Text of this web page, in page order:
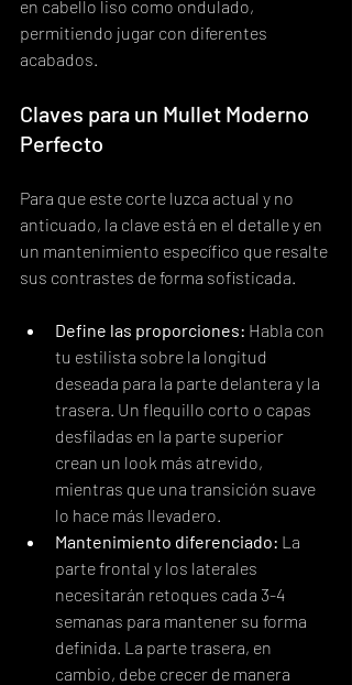
en cabello liso como ondulado,
permitiendo jugar con diferentes
acabados.
Claves para un Mullet Moderno
Perfecto
Para que este corte luzca actual y no
anticuado, la clave está en el detalle y en
un mantenimiento específico que resalte
sus contrastes de forma sofisticada.
Define las proporciones: Habla con
tu estilista sobre la longitud
deseada para la parte delantera y la
trasera. Un flequillo corto o capas
desfiladas en la parte superior
crean un look más atrevido,
mientras que una transición suave
lo hace más llevadero.
Mantenimiento diferenciado: La
parte frontal y los laterales
necesitarán retoques cada 3-4
semanas para mantener su forma
definida. La parte trasera, en
cambio, debe crecer de manera